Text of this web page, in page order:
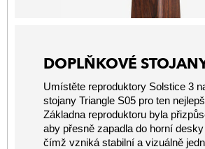
DOPLŇKOVÉ
Umístěte reproduktory Solstice 3
stojany Triangle S05 pro ten
Základna reproduktoru byla
aby přesně zapadla do horní
čímž vzniká stabilní a vizuálně